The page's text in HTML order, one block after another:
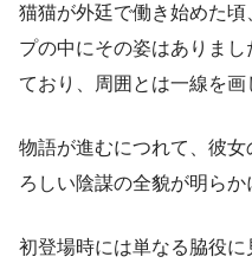
猫猫が外廷で働き始めた
プの中にその姿はありま
ており、周囲とは一線を画
物語が進むにつれて、彼
ろしい陰謀の全貌が明らか
初登場時には単なる脇役